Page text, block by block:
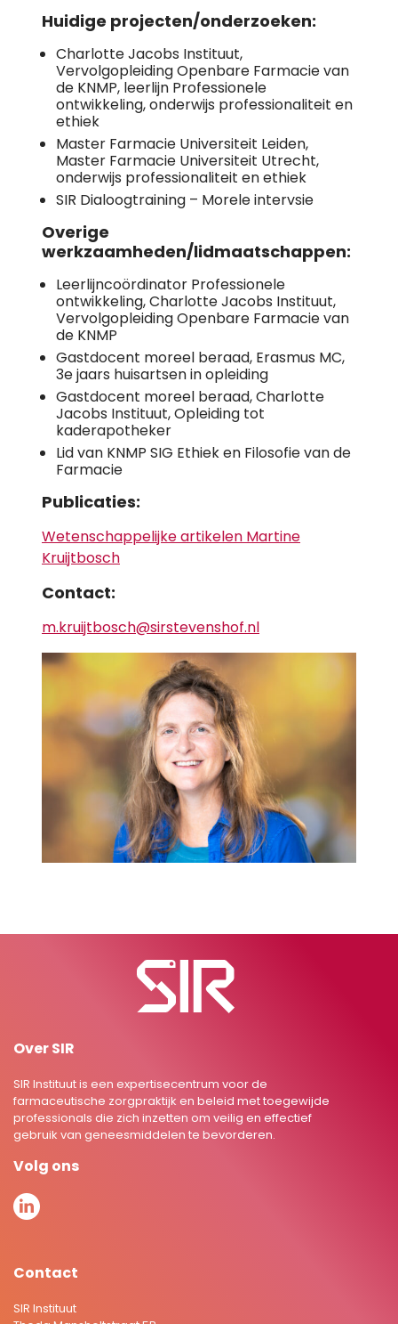
Huidige projecten/onderzoeken:
Charlotte Jacobs Instituut,
Vervolgopleiding Openbare Farmacie van
de KNMP, leerlijn Professionele
ontwikkeling, onderwijs professionaliteit en
ethiek
Master Farmacie Universiteit Leiden,
Master Farmacie Universiteit Utrecht,
onderwijs professionaliteit en ethiek
SIR Dialoogtraining – Morele intervsie
Overige
werkzaamheden/lidmaatschappen:
Leerlijncoördinator Professionele
ontwikkeling, Charlotte Jacobs Instituut,
Vervolgopleiding Openbare Farmacie van
de KNMP
Gastdocent moreel beraad, Erasmus MC,
3e jaars huisartsen in opleiding
Gastdocent moreel beraad, Charlotte
Jacobs Instituut, Opleiding tot
kaderapotheker
Lid van KNMP SIG Ethiek en Filosofie van de
Farmacie
Publicaties:
Wetenschappelijke artikelen Martine
Kruijtbosch
Contact:
m.kruijtbosch@sirstevenshof.nl
Over SIR
SIR Instituut is een expertisecentrum voor de
farmaceutische zorgpraktijk en beleid met toegewijde
professionals die zich inzetten om veilig en effectief
gebruik van geneesmiddelen te bevorderen.
Volg ons
Contact
SIR Instituut